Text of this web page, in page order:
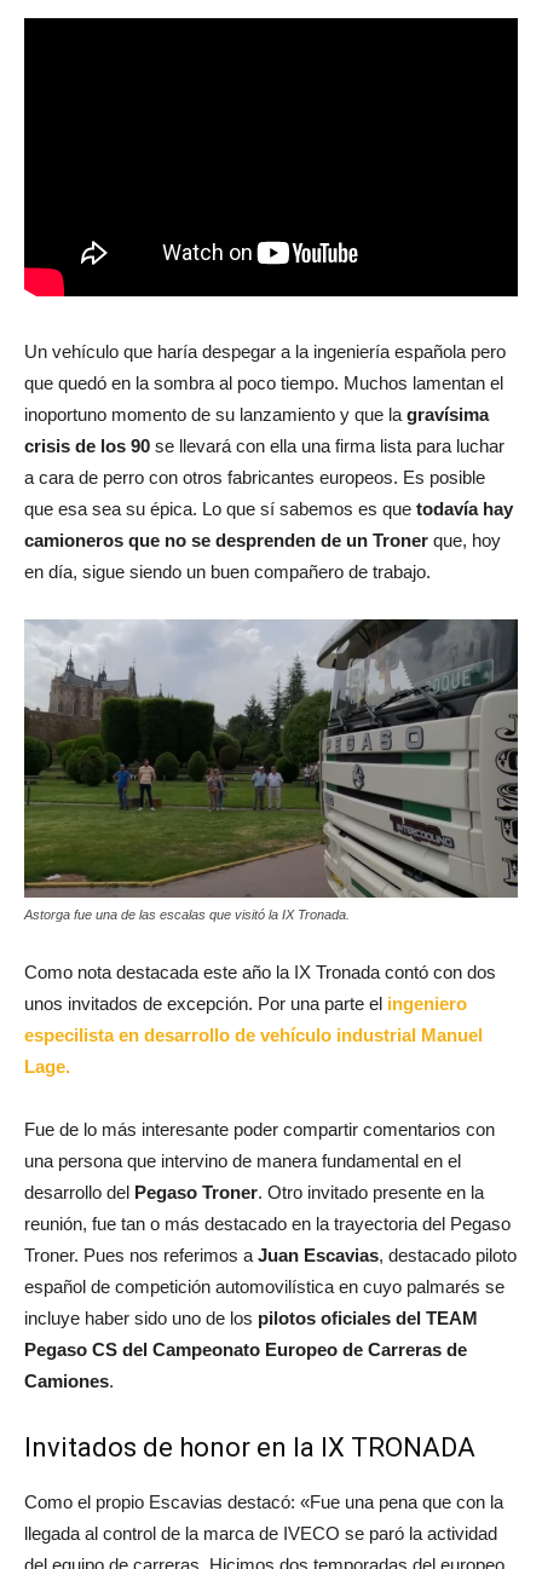
Un vehículo que haría despegar a la ingeniería española pero
que quedó en la sombra al poco tiempo. Muchos lamentan el
inoportuno momento de su lanzamiento y que la gravísima
crisis de los 90 se llevará con ella una firma lista para luchar
a cara de perro con otros fabricantes europeos. Es posible
que esa sea su épica. Lo que sí sabemos es que todavía hay
camioneros que no se desprenden de un Troner que, hoy
en día, sigue siendo un buen compañero de trabajo.
Astorga fue una de las escalas que visitó la IX Tronada.
Como nota destacada este año la IX Tronada contó con dos
unos invitados de excepción. Por una parte el ingeniero
especilista en desarrollo de vehículo industrial Manuel
Lage.
Fue de lo más interesante poder compartir comentarios con
una persona que intervino de manera fundamental en el
desarrollo del Pegaso Troner. Otro invitado presente en la
reunión, fue tan o más destacado en la trayectoria del Pegaso
Troner. Pues nos referimos a Juan Escavias, destacado piloto
español de competición automovilística en cuyo palmarés se
incluye haber sido uno de los pilotos oficiales del TEAM
Pegaso CS del Campeonato Europeo de Carreras de
Camiones.
Invitados de honor en la IX TRONADA
Como el propio Escavias destacó: «Fue una pena que con la
llegada al control de la marca de IVECO se paró la actividad
del equipo de carreras. Hicimos dos temporadas del europeo.